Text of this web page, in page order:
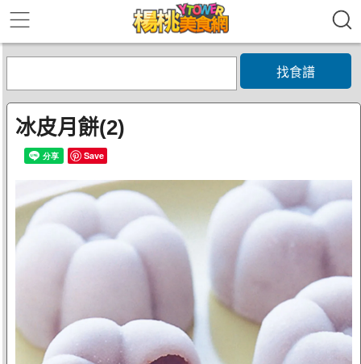
找食譜
冰皮月餅(2)
Save